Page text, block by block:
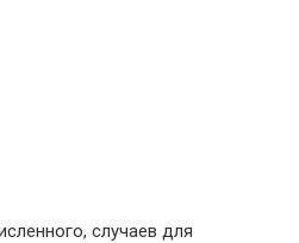
случаев для